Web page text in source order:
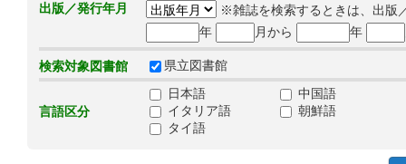
出版／発行年月
※雑誌を検索するときは、出版
年
月から 年
検索対象図書館 県立図書館
言語区分
日本語
中国語
イタリア語
朝鮮語
タイ語